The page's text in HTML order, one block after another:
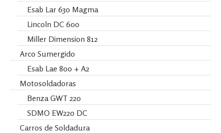
Esab Lar 630 Magma
Lincoln DC 600
Miller Dimension 812
Arco Sumergido
Esab Lae 800 + A2
Motosoldadoras
Benza GWT 220
SDMO EW220 DC
Carros de Soldadura